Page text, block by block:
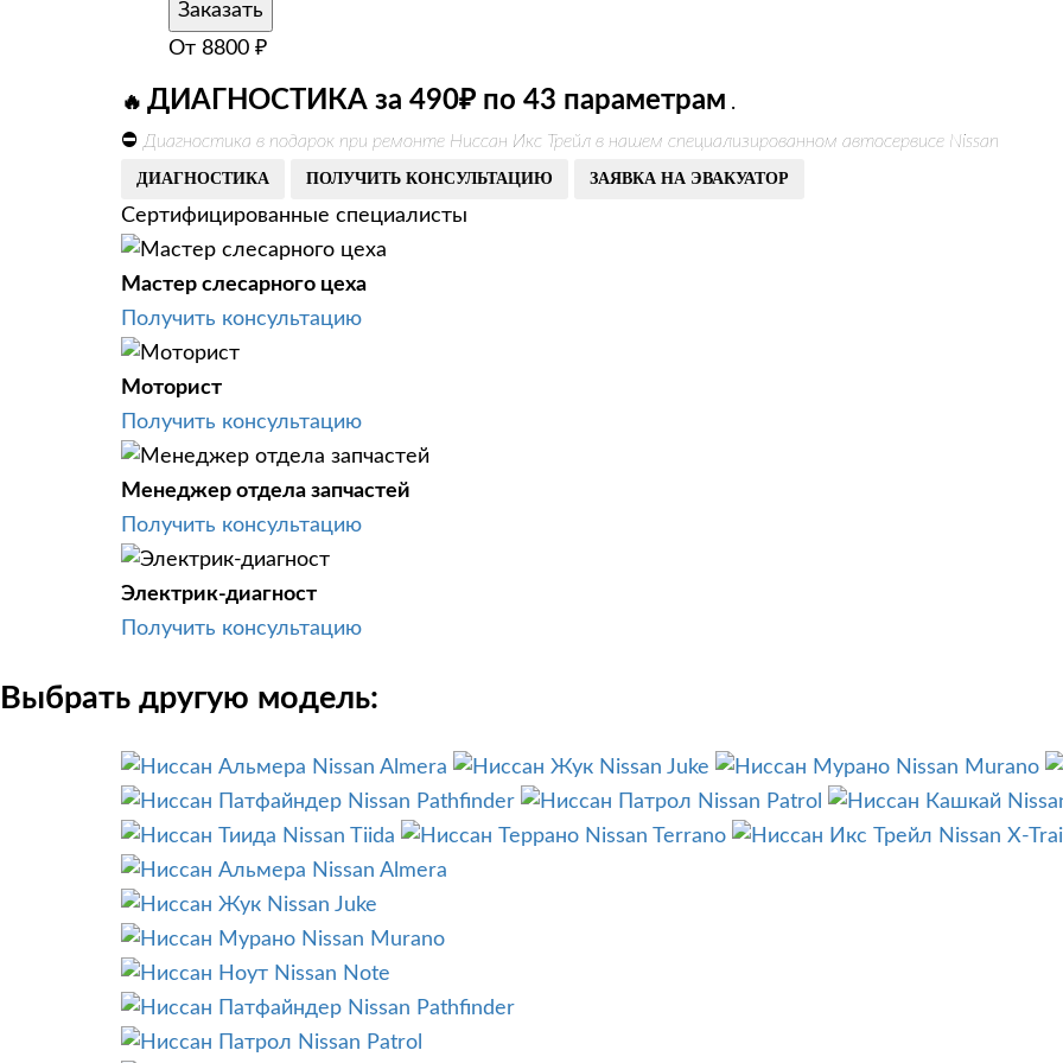
Заказать
От 8800 ₽
🔥 ДИАГНОСТИКА за 490₽ по 43 параметрам .
⛔ Диагностика в подарок при ремонте Ниссан Икс Трейл в нашем специализированном автосервисе Nissan
ДИАГНОСТИКА ПОЛУЧИТЬ КОНСУЛЬТАЦИЮ ЗАЯВКА НА ЭВАКУАТОР
Сертифицированные специалисты
Мастер слесарного цеха
Получить консультацию
Моторист
Получить консультацию
Менеджер отдела запчастей
Получить консультацию
Электрик-диагност
Получить консультацию
Выбрать другую модель:
Nissan Almera Nissan Juke
Nissan Murano
Nissan Pathfinder
Nissan Patrol
Nissan Tiida
Nissan Terrano
Nissan X-
Nissan Almera
Nissan Juke
Nissan Murano
Nissan Note
Nissan Pathfinder
Nissan Patrol